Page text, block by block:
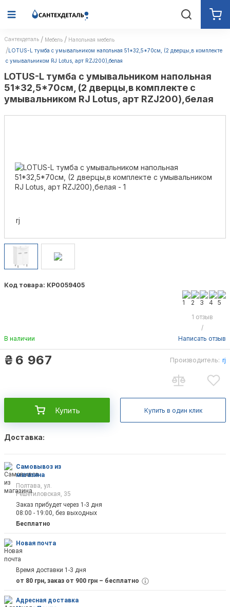
Сантехдеталь Мебель
Напольная мебель
LOTUS-L тумба с умывальником напольная 51*32,5*70см, (2 дверцы,в комплекте
с умывальником RJ Lotus, арт RZJ200),белая
LOTUS-L тумба с умывальником напольная
51*32,5*70см, (2 дверцы,в комплекте с
умывальником RJ Lotus, арт RZJ200),белая
rj
Код товара: КР0059405
В наличии
1 отзыв
/
Написать отзыв
₴ 6 967 Производитель: rj
Купить Купить в один клик
Доставка:
Самовывоз из
магазина
Полтава, ул.
Решетиловская, 35
Заказ прибудет через 1-3 дня
08:00 - 19:00, без выходных
Бесплатно
Новая почта
Время доставки 1-3 дня
от 80 грн, заказ от 900 грн – бесплатно
Адресная доставка